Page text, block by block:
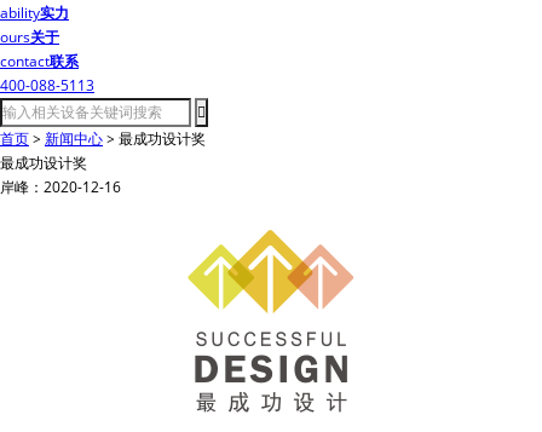
ability实力
ours关于
contact联系
400-088-5113
首页> 新闻中心> 最成功设计奖
最成功设计奖
岸峰：2020-12-16